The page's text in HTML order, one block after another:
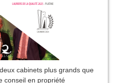
cabinets plus grands que
conseil en propriété